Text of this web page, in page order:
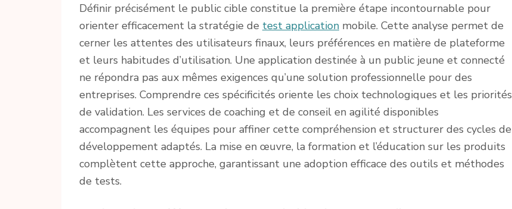
Définir précisément le public cible constitue la première étape incontournable pour
orienter efficacement la stratégie de test application mobile. Cette analyse permet de
cerner les attentes des utilisateurs finaux, leurs préférences en matière de plateforme
et leurs habitudes d’utilisation. Une application destinée à un public jeune et connecté
ne répondra pas aux mêmes exigences qu’une solution professionnelle pour des
entreprises. Comprendre ces spécificités oriente les choix technologiques et les priorités
de validation. Les services de coaching et de conseil en agilité disponibles
accompagnent les équipes pour affiner cette compréhension et structurer des cycles de
développement adaptés. La mise en œuvre, la formation et l’éducation sur les produits
complètent cette approche, garantissant une adoption efficace des outils et méthodes
de tests.